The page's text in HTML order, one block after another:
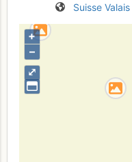
Suisse Valais
⤢
+
–